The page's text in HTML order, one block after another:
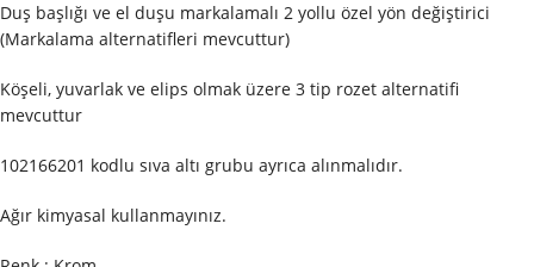
Duş başlığı ve el duşu markalamalı 2 yollu özel yön değiştirici
(Markalama alternatifleri mevcuttur)
Köşeli, yuvarlak ve elips olmak üzere 3 tip rozet alternatifi
mevcuttur
102166201 kodlu sıva altı grubu ayrıca alınmalıdır.
Ağır kimyasal kullanmayınız.